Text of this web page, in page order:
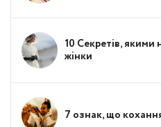
10 Секретів, якими
жінки
7 ознак, що